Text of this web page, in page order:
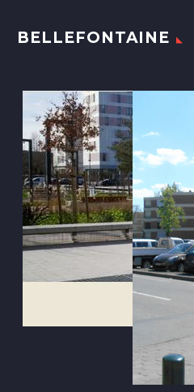
BELLEFONTAINE